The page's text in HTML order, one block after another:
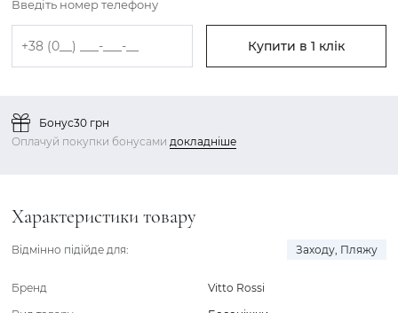
Введіть номер телефону
Купити в 1 клік
Бонус30 грн
Оплачуй покупки бонусами докладніше
Характеристики товару
Відмінно підійде для: Заходу, Пляжу
Бренд
Vitto Rossi